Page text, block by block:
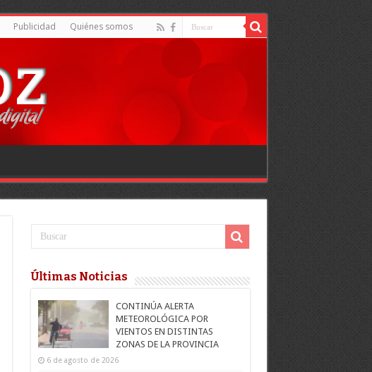
Publicidad Quiénes somos
Últimas Noticias
CONTINÚA ALERTA
METEOROLÓGICA POR
VIENTOS EN DISTINTAS
ZONAS DE LA PROVINCIA
6 de agosto de 2026